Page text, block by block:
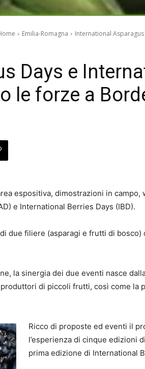
Emilia-Romagna International
Days e
le forze a
espositiva, dimostrazioni in
e International Berries Days (IBD).
due filiere (asparagi e frutti di
la sinergia dei due eventi nasce
di piccoli frutti, così come la
Ricco di proposte ed eventi il
l’esperienza di cinque edizioni
prima edizione di International